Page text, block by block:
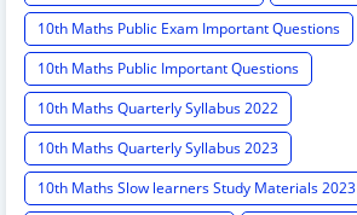
10th Maths Public Exam Important Questions
10th Maths Public Important Questions
10th Maths Quarterly Syllabus 2022
10th Maths Quarterly Syllabus 2023
10th Maths Slow learners Study Materials 2023